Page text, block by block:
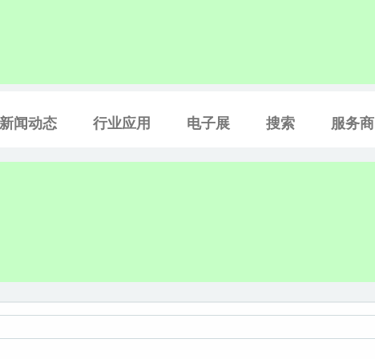
新闻动态 行业应用 电子展 搜索 服务商